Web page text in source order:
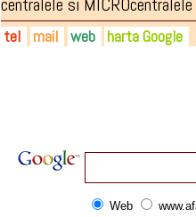
centralele si MICROcentralele
tel mail web harta Google
Web